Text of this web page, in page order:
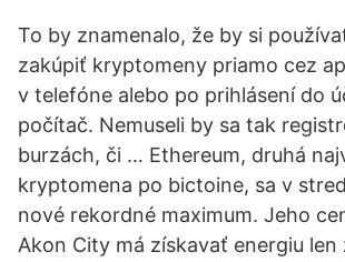
To by znamenalo, že by si
zakúpiť kryptomeny priamo cez
v telefóne alebo po prihlásení do
počítač. Nemuseli by sa tak
burzách, či … Ethereum, druhá
kryptomena po bictoine, sa v
nové rekordné maximum. Jeho
Akon City má získavať energiu len